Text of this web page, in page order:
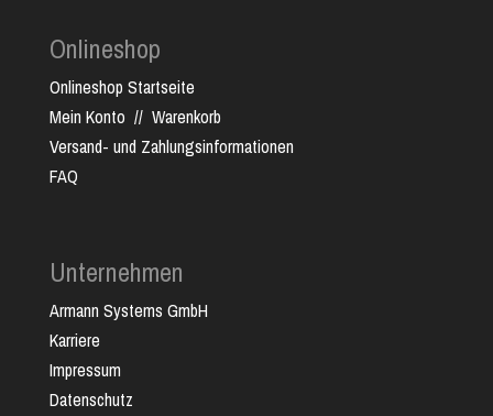
Onlineshop
Onlineshop Startseite
Mein Konto // Warenkorb
Versand- und Zahlungsinformationen
FAQ
Unternehmen
Armann Systems GmbH
Karriere
Impressum
Datenschutz